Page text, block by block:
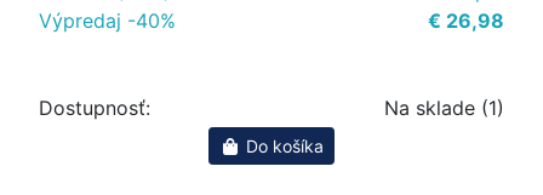
Výpredaj -40%
€ 26,98
Dostupnosť: Na sklade (1)
Do košíka